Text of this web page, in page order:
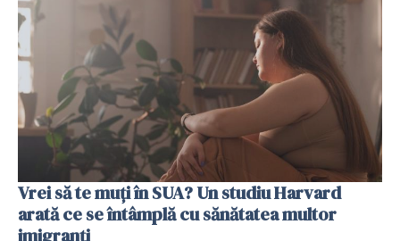
Vrei să te muți în SUA? Un studiu Harvard
arată ce se întâmplă cu sănătatea multor
imigranți